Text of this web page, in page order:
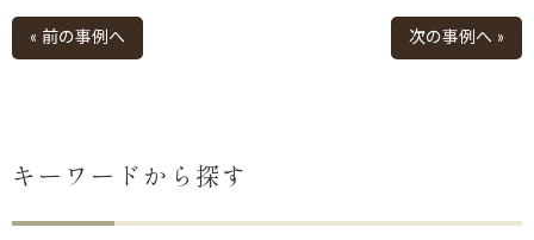
« 前の事例へ 次の事例へ »
キーワードから探す